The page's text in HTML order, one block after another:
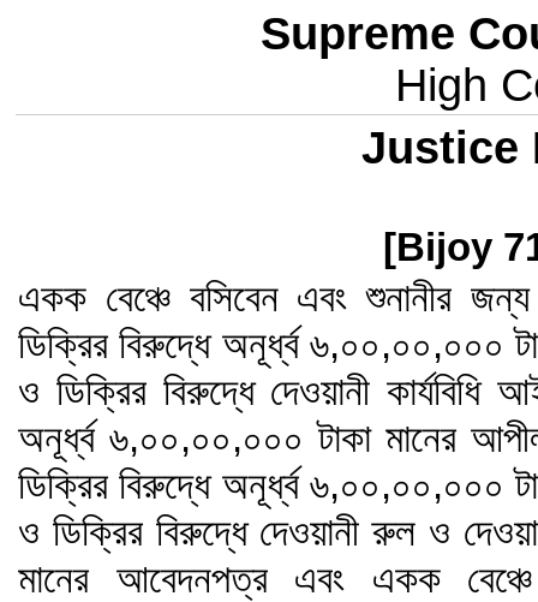
Supreme
High
Justice
[Bijoy
একক বেঞ্চে বসিবেন এবং শুনানীর
ডিক্রির বিরুদ্ধে অনূর্ধ্ব ৬,০০,০০,০০০
ও ডিক্রির বিরুদ্ধে দেওয়ানী
অনূর্ধ্ব ৬,০০,০০,০০০ টাকা মানের
ডিক্রির বিরুদ্ধে অনূর্ধ্ব ৬,০০,০০,০০০
ও ডিক্রির বিরুদ্ধে দেওয়ানী রুল ও
মানের আবেদনপত্র এবং একক